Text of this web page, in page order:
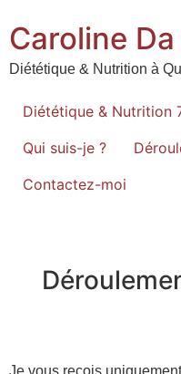
Caroline
Diététique & Nutrition à
Diététique & Nutrition
Qui suis-je ?
Contactez-moi